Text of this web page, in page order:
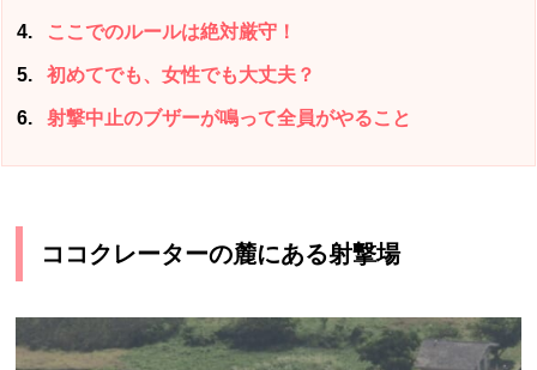
4 ここでのルールは絶対厳守！
5 初めてでも、女性でも大丈夫？
6 射撃中止のブザーが鳴って全員がやること
ココクレーターの麓にある射撃場